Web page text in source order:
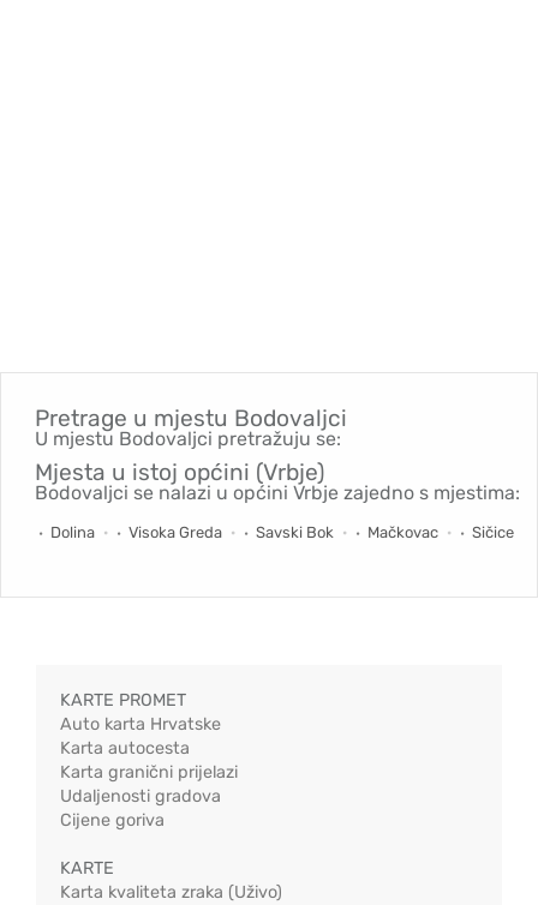
Pretrage u mjestu Bodovaljci
U mjestu Bodovaljci pretražuju se:
Mjesta u istoj općini (Vrbje)
Bodovaljci se nalazi u općini Vrbje zajedno s mjestima:
Dolina Visoka Greda Savski Bok Mačkovac Sičice
KARTE PROMET
Auto karta Hrvatske
Karta autocesta
Karta granični prijelazi
Udaljenosti gradova
Cijene goriva
KARTE
Karta kvaliteta zraka (Uživo)